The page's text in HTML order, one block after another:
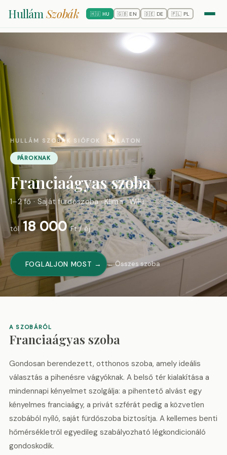
HullámSzobák 🇭🇺 HU 🇬🇧 EN 🇩🇪 DE 🇵🇱 PL
HULLÁM SZOBÁK SIÓFOK · BALATON
PÁROKNAK
Franciaágyas szoba
1–2 fő · Saját fürdőszoba · Klíma · WiFi
tól 18 000Ft / éj
FOGLALJON MOST → ← Összes szoba
A SZOBÁRÓL
Franciaágyas szoba
Gondosan berendezett, otthonos szoba, amely ideális
választás a pihenésre vágyóknak. A belső tér kialakítása a
mindennapi kényelmet szolgálja: a pihentető alvást egy
kényelmes franciaágy, a privát szférát pedig a közvetlen
szobából nyíló, saját fürdőszoba biztosítja. A kellemes benti
hőmérsékletről egyedileg szabályozható légkondicionáló
gondoskodik.